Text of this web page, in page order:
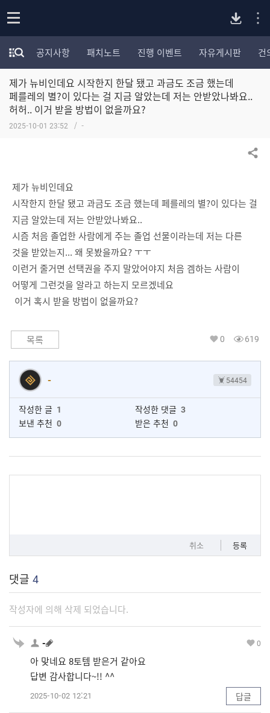
p
e
n
버
드
모
험
가
포
럼
카
테
보
기
공지사항 패치노트 진행 이벤트 자유게시판 건
제가 뉴비인데요 시작한지 한달 됐고 과금도 조금 했는데
페를레의 별?이 있다는 걸 지금 알았는데 저는 안받았나봐요..
허허.. 이거 받을 방법이 없을까요?
2025-10-01 23:52 -
공유하기
제가 뉴비인데요
시작한지 한달 됐고 과금도 조금 했는데 페를레의 별?이 있다는 걸
지금 알았는데 저는 안받았나봐요..
시즘 처음 졸업한 사람에게 주는 졸업 선물이라는데 저는 다른
것을 받았는지... 왜 못봤을까요? ㅜㅜ
이런거 줄거면 선택권을 주지 말았어야지 처음 겜하는 사람이
어떻게 그런것을 알라고 하는지 모르겠네요
이거 혹시 받을 방법이 없을까요?
목록 0 619
- 54454
작성한 글 1 작성한 댓글 3
보낸 추천 0 받은 추천 0
취소 등록
댓글 4
작성자에 의해 삭제 되었습니다.
- 0
아 맞네요 8토템 받은거 같아요
답변 감사합니다~!! ^^
2025-10-02 12:21 답글